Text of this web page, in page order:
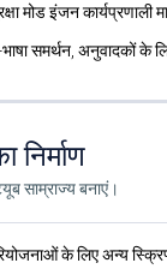
मोड इंजन कार्यप्रणाली
समर्थन, अनुवादकों के
निर्माण
साम्राज्य बनाएं।
के लिए अन्य